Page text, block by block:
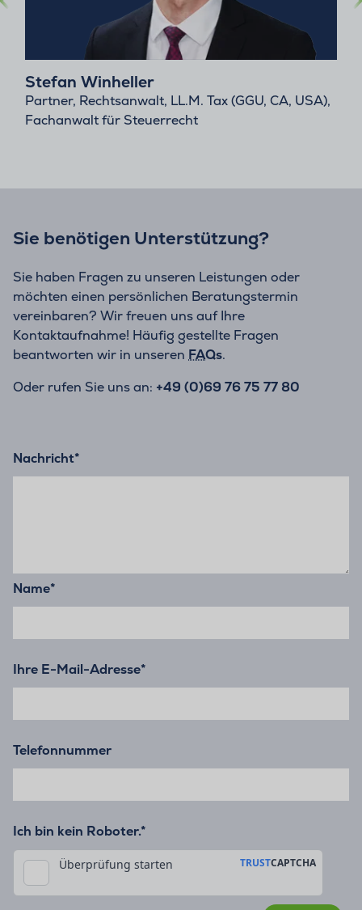
Stefan Winheller
Partner, Rechtsanwalt, LL.M. Tax (GGU, CA, USA),
Fachanwalt für Steuerrecht
Sie benötigen Unterstützung?
Sie haben Fragen zu unseren Leistungen oder
möchten einen persönlichen Beratungstermin
vereinbaren? Wir freuen uns auf Ihre
Kontaktaufnahme! Häufig gestellte Fragen
beantworten wir in unseren FAQs.
Oder rufen Sie uns an: +49 (0)69 76 75 77 80
Nachricht*
Name*
Ihre E-Mail-Adresse*
Telefonnummer
Ich bin kein Roboter.*